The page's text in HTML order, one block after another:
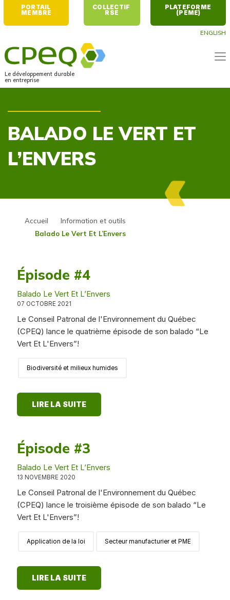
ENGLISH
PORTAIL
MEMBRE
COLLECTIF
RSE
PLATEFORME
(PEME)
Le développement durable
en entreprise
BALADO LE VERT ET
L’ENVERS
Accueil
Information et outils
Balado Le Vert Et L’Envers
Épisode #4
Balado Le Vert Et L’Envers
07 OCTOBRE 2021
Le Conseil Patronal de l'Environnement du Québec
(CPEQ) lance le quatrième épisode de son balado “Le
Vert Et L'Envers”!
Biodiversité et milieux humides
LIRE LA SUITE
Épisode #3
Balado Le Vert Et L’Envers
13 NOVEMBRE 2020
Le Conseil Patronal de l'Environnement du Québec
(CPEQ) lance le troisième épisode de son balado “Le
Vert Et L'Envers”!
Application de la loi Secteur manufacturier et PME
LIRE LA SUITE